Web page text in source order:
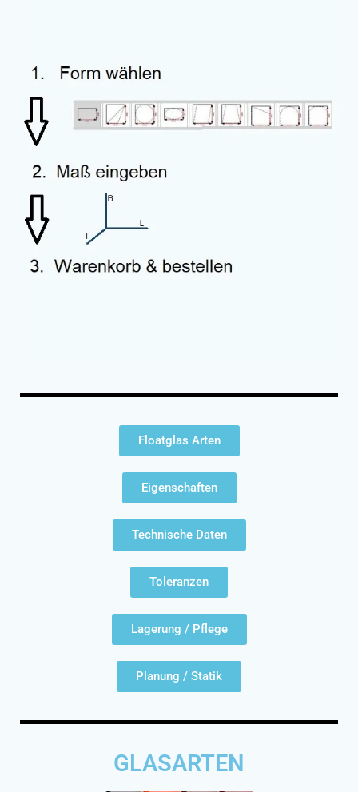
Floatglas Arten
Eigenschaften
Technische Daten
Toleranzen
Lagerung / Pflege
Planung / Statik
GLASARTEN